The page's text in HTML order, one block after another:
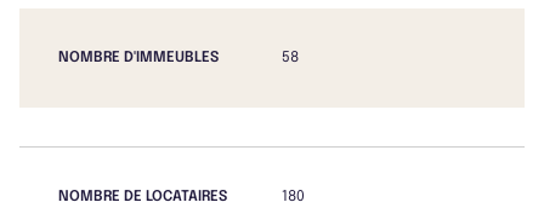
NOMBRE D'IMMEUBLES 58
NOMBRE DE LOCATAIRES 180